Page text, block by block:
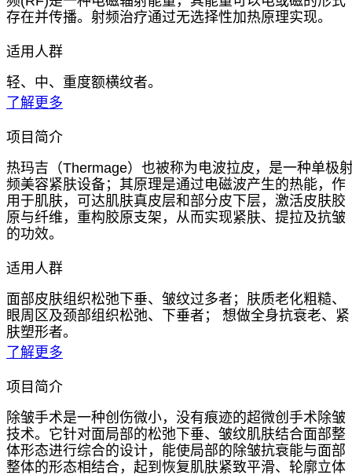
存在并传播。射频治疗通过无选择性加热原理实现。
适用人群
轻、中、重度额横纹者。
了解更多
项目简介
热玛吉（Thermage）也被称为电波拉皮，是一种单极
频美容紧肤设备；其原理是通过电磁波产生的热能，作
用于肌肤，可达肌肤真皮层和部分皮下层，激活皮肤胶
原与纤维，重构胶原支架，从而实现紧肤、提拉及抗皱
的功效。
适用人群
面部皮肤组织松弛下垂、皱纹过多者；肤质老化粗糙、
眼周区及颈部组织松弛、下垂者； 想做全身抗衰老、紧
肤塑形者。
了解更多
项目简介
除皱手术是一种创伤微小，没有痕迹的超微创手术除皱
技术。它针对面局部的松弛下垂、皱纹肌肤结合面部整
体形态进行综合的设计，能使局部的除皱抗衰能与面部
整体的形态相结合，起到恢复肌肤紧致平滑、轮廓立体